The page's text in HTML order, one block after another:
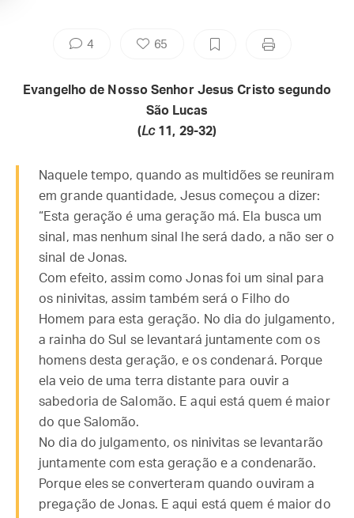
4 65
Evangelho de Nosso Senhor Jesus Cristo segundo
São Lucas
(Lc11, 29-32)
Naquele tempo, quando as multidões se reuniram
em grande quantidade, Jesus começou a dizer:
“Esta geração é uma geração má. Ela busca um
sinal, mas nenhum sinal lhe será dado, a não ser o
sinal de Jonas.
Com efeito, assim como Jonas foi um sinal para
os ninivitas, assim também será o Filho do
Homem para esta geração. No dia do julgamento,
a rainha do Sul se levantará juntamente com os
homens desta geração, e os condenará. Porque
ela veio de uma terra distante para ouvir a
sabedoria de Salomão. E aqui está quem é maior
do que Salomão.
No dia do julgamento, os ninivitas se levantarão
juntamente com esta geração e a condenarão.
Porque eles se converteram quando ouviram a
pregação de Jonas. E aqui está quem é maior do